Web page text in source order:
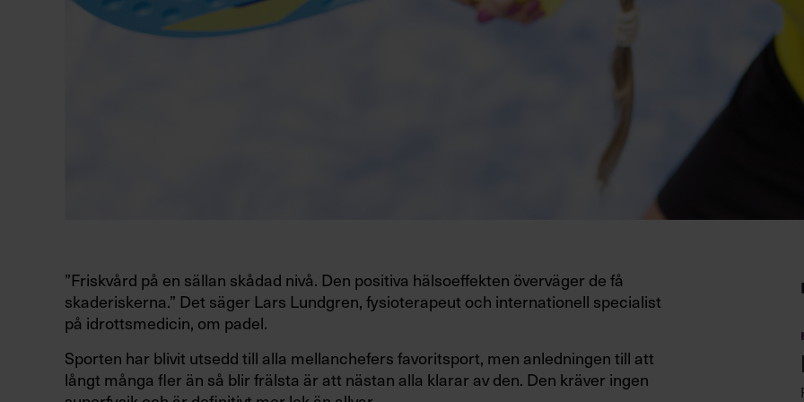
”Friskvård på en sällan skådad nivå. Den positiva hälsoeffekten överväger de få
skaderiskerna.” Det säger Lars Lundgren, fysioterapeut och internationell specialist
på idrottsmedicin, om padel.
Sporten har blivit utsedd till alla mellanchefers favoritsport, men anledningen till att
långt många fler än så blir frälsta är att nästan alla klarar av den. Den kräver ingen